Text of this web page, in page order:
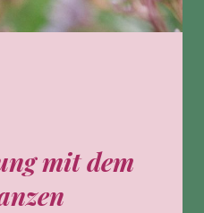
mit dem